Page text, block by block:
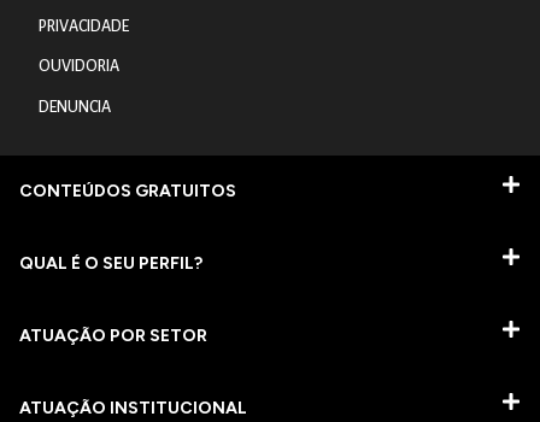
PRIVACIDADE
OUVIDORIA
DENUNCIA
CONTEÚDOS GRATUITOS
QUAL É O SEU PERFIL?
ATUAÇÃO POR SETOR
ATUAÇÃO INSTITUCIONAL